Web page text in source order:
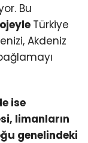
Bu
Türkiye
Akdeniz
ise
limanların
genelindeki